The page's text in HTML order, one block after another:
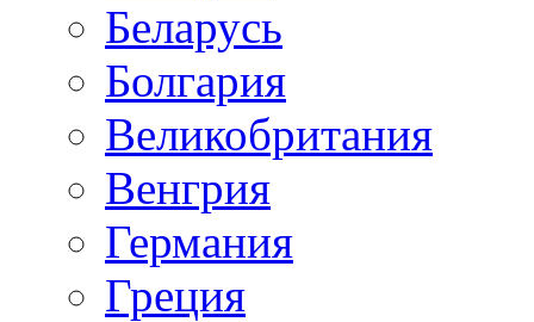
Беларусь
Болгария
Великобритания
Венгрия
Германия
Греция